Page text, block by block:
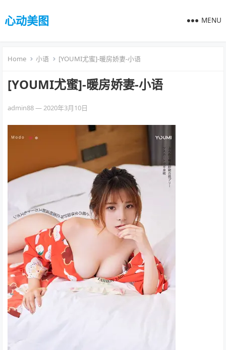
心动美图 MENU
Home 小语 [YOUMI尤蜜]-暖房娇妻-小语
[YOUMI尤蜜]-暖房娇妻-小语
admin88—2020年3月10日